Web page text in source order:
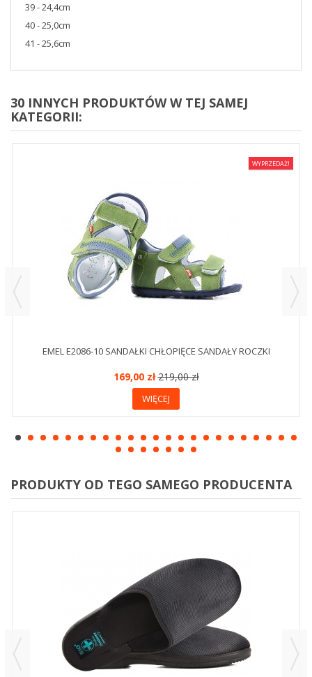
39 - 24,4cm
40 - 25,0cm
41 - 25,6cm
30 INNYCH PRODUKTÓW W TEJ SAMEJ
KATEGORII:
WYPRZEDAŻ!
EMEL E2086-10 SANDAŁKI CHŁOPIĘCE SANDAŁY ROCZKI
169,00 zł219,00 zł
WIĘCEJ
PRODUKTY OD TEGO SAMEGO PRODUCENTA